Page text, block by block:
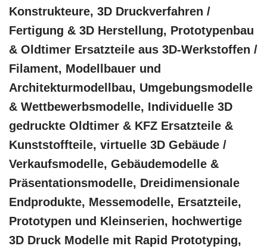
Konstrukteure, 3D Druckverfahren /
Fertigung & 3D Herstellung, Prototypenbau
& Oldtimer Ersatzteile aus 3D-Werkstoffen /
Filament, Modellbauer und
Architekturmodellbau, Umgebungsmodelle
& Wettbewerbsmodelle, Individuelle 3D
gedruckte Oldtimer & KFZ Ersatzteile &
Kunststoffteile, virtuelle 3D Gebäude /
Verkaufsmodelle, Gebäudemodelle &
Präsentationsmodelle, Dreidimensionale
Endprodukte, Messemodelle, Ersatzteile,
Prototypen und Kleinserien, hochwertige
3D Druck Modelle mit Rapid Prototyping,